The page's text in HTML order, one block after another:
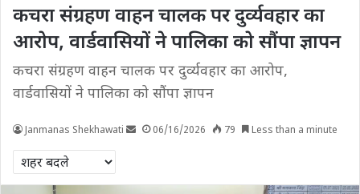
कचरा संग्रहण वाहन चालक पर दुर्व्यवहार का
आरोप, वार्डवासियों ने पालिका को सौंपा ज्ञापन
कचरा संग्रहण वाहन चालक पर दुर्व्यवहार का आरोप,
वार्डवासियों ने पालिका को सौंपा ज्ञापन
Janmanas Shekhawati 06/16/2026 79 Less than a minute